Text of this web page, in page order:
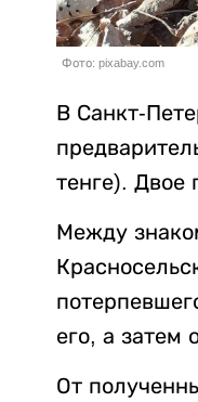
Фото: pixabay.com
В Санкт-
тенге). Двое
Между
его, а затем
От